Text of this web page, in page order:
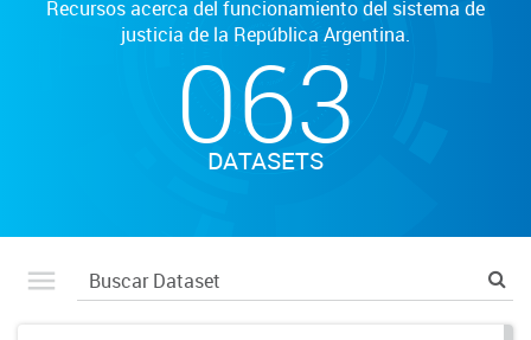
Recursos acerca del funcionamiento del sistema de
justicia de la República Argentina.
063
DATASETS